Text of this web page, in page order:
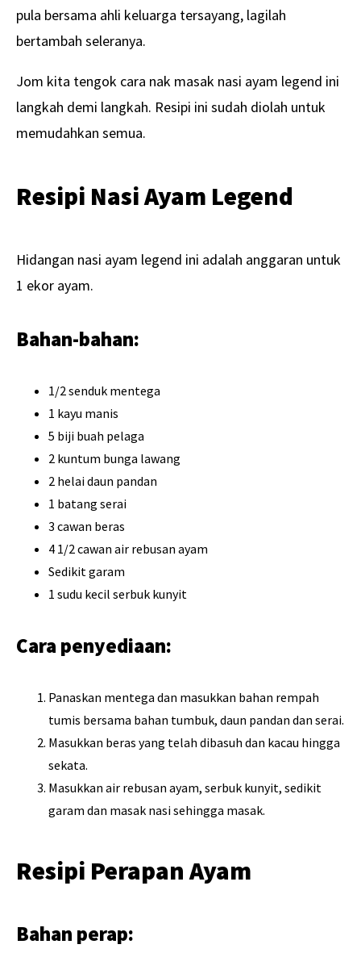
pula bersama ahli keluarga tersayang, lagilah
bertambah seleranya.
Jom kita tengok cara nak masak nasi ayam legend ini
langkah demi langkah. Resipi ini sudah diolah untuk
memudahkan semua.
Resipi Nasi Ayam Legend
Hidangan nasi ayam legend ini adalah anggaran untuk
1 ekor ayam.
Bahan-bahan:
1/2 senduk mentega
1 kayu manis
5 biji buah pelaga
2 kuntum bunga lawang
2 helai daun pandan
1 batang serai
3 cawan beras
4 1/2 cawan air rebusan ayam
Sedikit garam
1 sudu kecil serbuk kunyit
Cara penyediaan:
Panaskan mentega dan masukkan bahan rempah
tumis bersama bahan tumbuk, daun pandan dan serai.
Masukkan beras yang telah dibasuh dan kacau hingga
sekata.
Masukkan air rebusan ayam, serbuk kunyit, sedikit
garam dan masak nasi sehingga masak.
Resipi Perapan Ayam
Bahan perap: